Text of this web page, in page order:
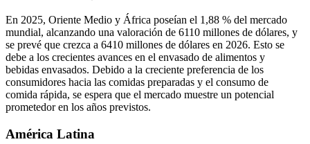
En 2025, Oriente Medio y África poseían el 1,88 % del mercado
mundial, alcanzando una valoración de 6110 millones de dólares, y
se prevé que crezca a 6410 millones de dólares en 2026. Esto se
debe a los crecientes avances en el envasado de alimentos y
bebidas envasados. Debido a la creciente preferencia de los
consumidores hacia las comidas preparadas y el consumo de
comida rápida, se espera que el mercado muestre un potencial
prometedor en los años previstos.
América Latina